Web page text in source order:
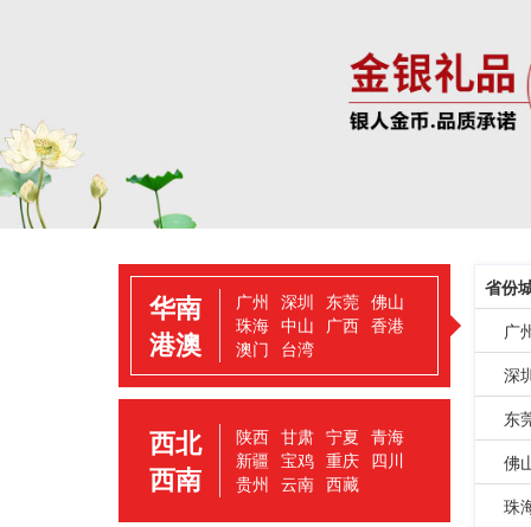
华南
港澳
广州 深圳 东莞 佛山
珠海 中山 广西 香港
澳门 台湾
西北
西南
陕西 甘肃 宁夏 青海
新疆 宝鸡 重庆 四川
贵州 云南 西藏
省份
广
深
东
佛
珠